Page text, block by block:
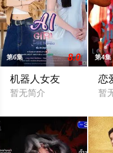
第6集 8.0
机器人女友
暂无简介
第4集
恋
暂